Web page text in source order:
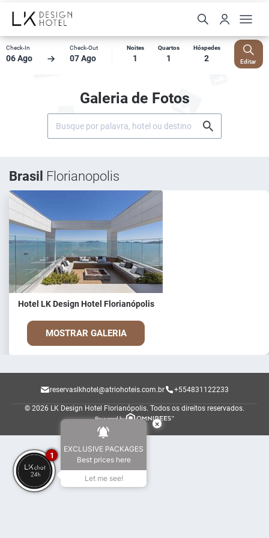
Check-In
06 Ago
Check-Out
07 Ago
Noites
1
Quartos
1
Hóspedes
2 Editar
Galeria de Fotos
Brasil Florianopolis
Hotel LK Design Hotel Florianópolis
MOSTRAR GALERIA
reservaslkhotel@atriohoteis.com.br +554831122233
© 2026 LK Design Hotel Florianópolis. Todos os direitos reservados.
Powered by
×
EXCLUSIVE PACKAGES
Best prices here
Let me see!
1